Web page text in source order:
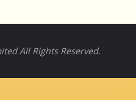
All Rights Reserved.